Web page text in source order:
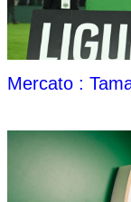
Mercato :